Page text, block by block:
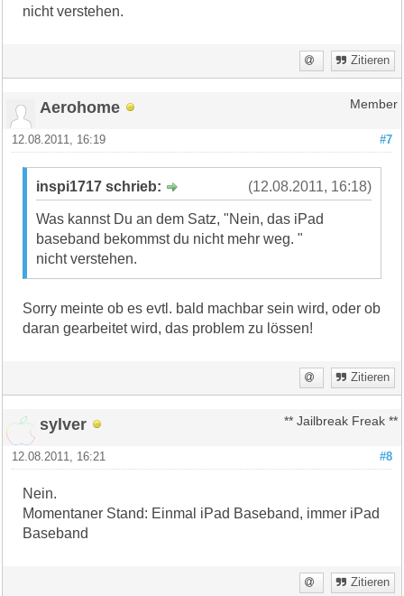
nicht verstehen.
Zitieren
Aerohome Member
#7
12.08.2011, 16:19
(12.08.2011, 16:18)
inspi1717 schrieb:
Was kannst Du an dem Satz, "Nein, das iPad
baseband bekommst du nicht mehr weg. "
nicht verstehen.
Sorry meinte ob es evtl. bald machbar sein wird, oder ob
daran gearbeitet wird, das problem zu lössen!
Zitieren
sylver ** Jailbreak Freak **
#8
12.08.2011, 16:21
Nein.
Momentaner Stand: Einmal iPad Baseband, immer iPad
Baseband
Zitieren